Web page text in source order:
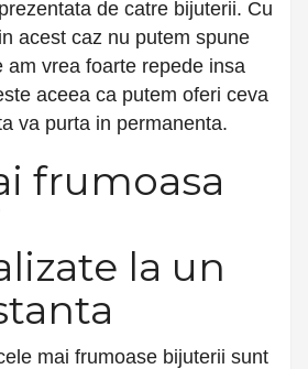
de catre bijuterii. Cu
acest caz nu putem spune
am vrea foarte repede insa
aceea ca putem oferi ceva
va purta in permanenta.
frumoasa
la un
mai frumoase bijuterii sunt